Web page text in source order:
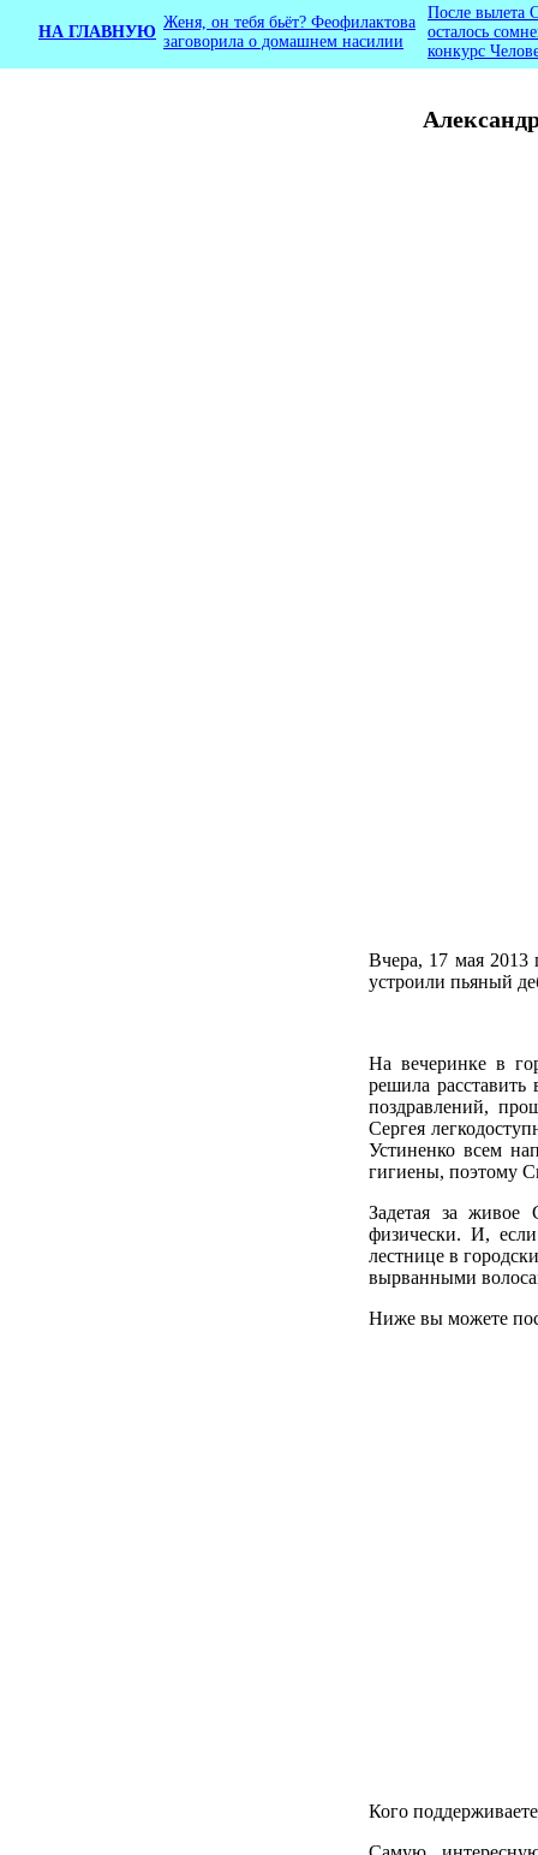
НА ГЛАВНУЮ
Женя, он тебя бьёт? Феофилактова
заговорила о домашнем насилии
После вылета
осталось
конкурс
Вчера, 17 мая
устроили пьяный
На вечеринке в
решила расставить
поздравлений,
Сергея
Устиненко всем
гигиены, поэтому
Задетая за
физически. И,
лестнице в
вырванными
Ниже вы можете
Кого